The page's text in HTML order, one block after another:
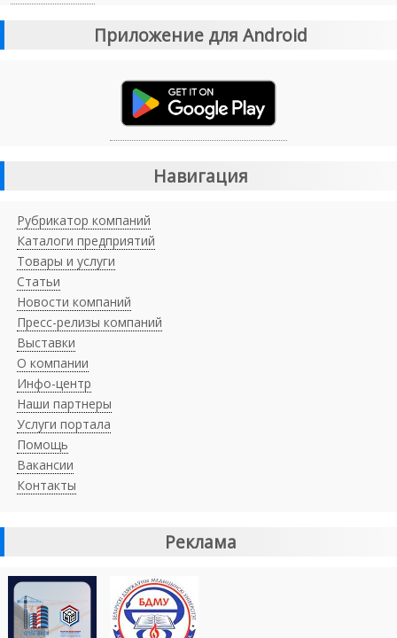
Приложение для Android
Навигация
Рубрикатор компаний
Каталоги предприятий
Товары и услуги
Статьи
Новости компаний
Пресс-релизы компаний
Выставки
О компании
Инфо-центр
Наши партнеры
Услуги портала
Помощь
Вакансии
Контакты
Реклама